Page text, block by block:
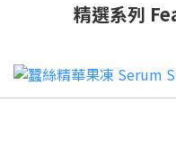
精選系列